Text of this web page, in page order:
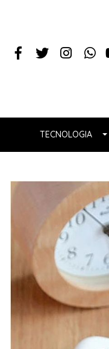
TECNOLOGIA